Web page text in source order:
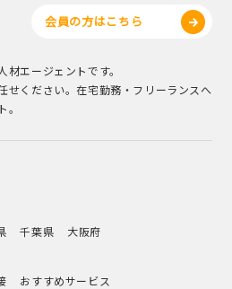
会員の方はこちら
エージェントです。
せください。在宅勤務・フリーランスへ
千葉県 大阪府
おすすめサービス